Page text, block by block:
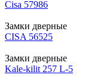
Cisa 57986
Замки дверные
CISA 56525
Замки дверные
Kale-kilit 257 L-5